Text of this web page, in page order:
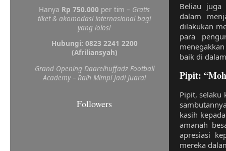
Beliau juga
dalam
dilakukan
para
baik di
Pipit:
Pipit, selaku
kasih
amanah
apresiasi
mereka
Hanya Rp 750.000 per tim – Gratis
tiket & akomodasi internasional bagi
yang lolos!
Hubungi: 0823 2241 2200
(Afriliansyah)
Grand Opening Daarelhuffadz Football
Academy – Raih Mimpi Jadi Juara!
Followers